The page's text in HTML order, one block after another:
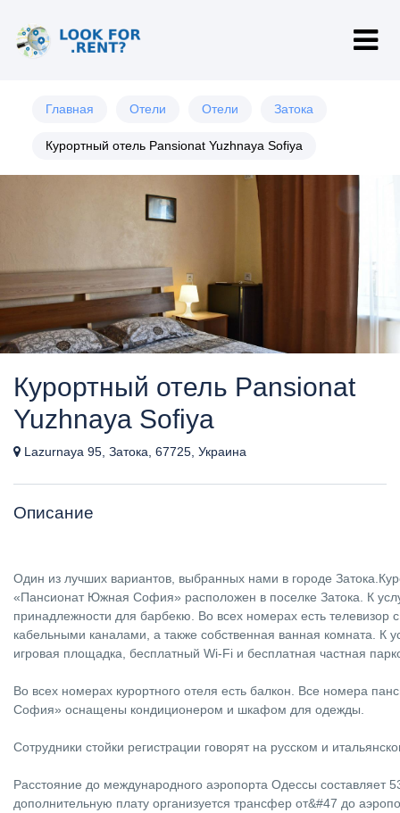
Главная Отели Отели Затока
Курортный отель Pansionat Yuzhnaya Sofiya
Курортный отель Pansionat
Yuzhnaya Sofiya
Lazurnaya 95, Затока, 67725, Украина
Описание
Один из лучших вариантов, выбранных нами в городе
«Пансионат Южная София» расположен в поселке Затока. К
принадлежности для барбекю. Во всех номерах есть телевизор
кабельными каналами, а также собственная ванная комната. К
игровая площадка, бесплатный Wi-Fi и бесплатная частная
Во всех номерах курортного отеля есть балкон. Все номера
София» оснащены кондиционером и шкафом для одежды.
Сотрудники стойки регистрации говорят на русском и
Расстояние до международного аэропорта Одессы составляет
дополнительную плату организуется трансфер от&#47 до